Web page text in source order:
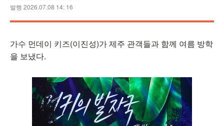
발행 2026.07.08 14: 16
가수 먼데이 키즈(이진성)가 제주 관객들과 함께 여름 방학
을 보냈다.